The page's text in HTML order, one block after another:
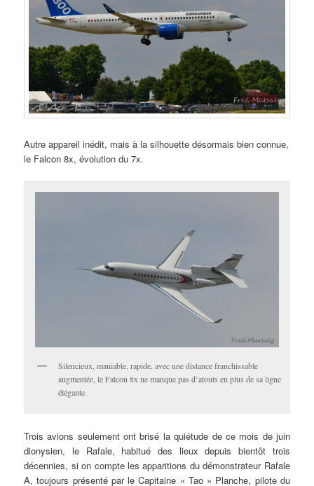
Autre appareil inédit, mais à la silhouette désormais bien connue,
le Falcon 8x, évolution du 7x.
Silencieux, maniable, rapide, avec une distance franchissable
augmentée, le Falcon 8x ne manque pas d’atouts en plus de sa ligne
élégante.
Trois avions seulement ont brisé la quiétude de ce mois de juin
dionysien, le Rafale, habitué des lieux depuis bientôt trois
décennies, si on compte les apparitions du démonstrateur Rafale
A, toujours présenté par le Capitaine « Tao » Planche, pilote du